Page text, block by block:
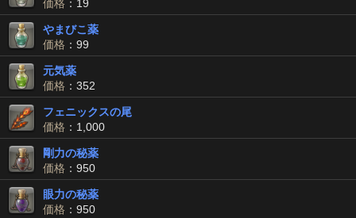
価格 ：19
やまびこ薬
価格 ：99
元気薬
価格 ：352
フェニックスの尾
価格 ：1,000
剛力の秘薬
価格 ：950
眼力の秘薬
価格 ：950